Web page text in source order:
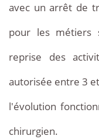
avec un arrêt de
pour les métiers
reprise des
autorisée entre 3
l'évolution
chirurgien.